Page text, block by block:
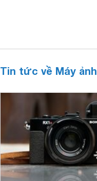
Tin tức về Máy ảnh